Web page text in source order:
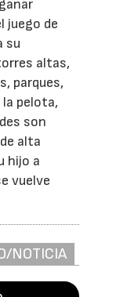
juego de
su
altas,
parques,
pelota,
son
alta
hijo a
vuelve
NOTICIA